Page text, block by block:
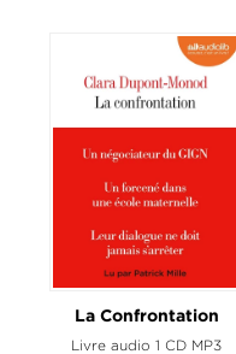
La Confrontation
Livre audio 1 CD MP3